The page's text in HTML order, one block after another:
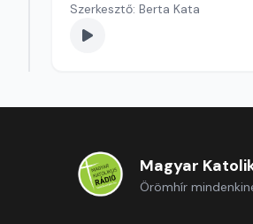
Szerkesztő: Berta Kata
Magyar
Örömhír